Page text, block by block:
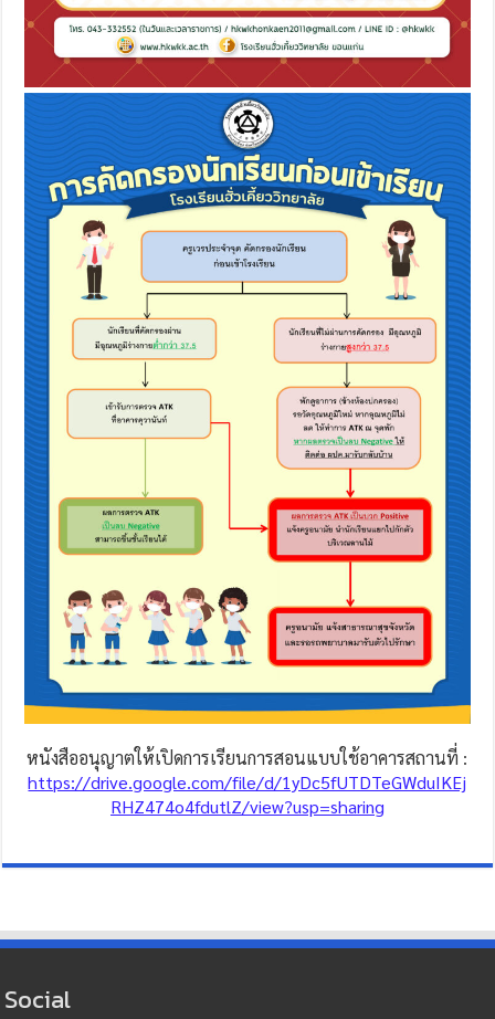
หนังสืออนุญาตให้เปิดการเรียนการสอนแบบใช้อาคารสถานที่ :
https://drive.google.com/file/d/1yDc5fUTDTeGWduIKEj
RHZ474o4fdutlZ/view?usp=sharing
Social